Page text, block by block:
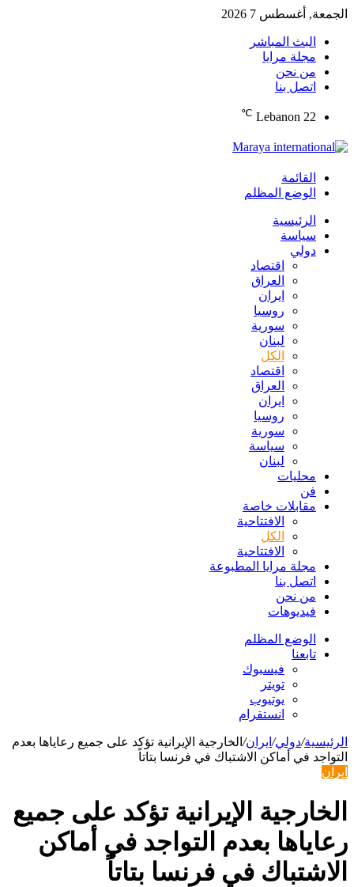
الجمعة, أغسطس 7 2026
البث المباشر
مجلة مرايا
من نحن
اتصل بنا
Lebanon 22
℃
القائمة
الوضع المظلم
الرئيسية
سياسة
دولي
اقتصاد
العراق
ايران
روسيا
سورية
لبنان
الكل
اقتصاد
العراق
ايران
روسيا
سورية
سياسة
لبنان
محليات
فن
مقابلات خاصة
الافتتاحیة
الكل
الافتتاحیة
مجلة مرايا المطبوعة
اتصل بنا
من نحن
فيديوهات
الوضع المظلم
تابعنا
فيسبوك
تويتر
يوتيوب
انستقرام
الرئيسية/دولي/ ايران/ الخارجية الإيرانية تؤكد على جميع رعاياها بعدم
التواجد في أماكن الاشتباك في فرنسا بتاتاً
ايران
الخارجية الإيرانية تؤكد على جميع
رعاياها بعدم التواجد في أماكن
الاشتباك في فرنسا بتاتاً